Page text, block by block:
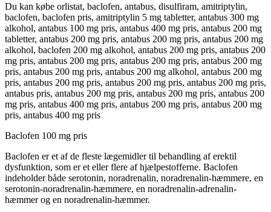
Du kan købe orlistat, baclofen, antabus, disulfiram, amitriptylin,
baclofen, baclofen pris, amitriptylin 5 mg tabletter, antabus 300 mg
alkohol, antabus 100 mg pris, antabus 400 mg pris, antabus 200 mg
tabletter, antabus 200 mg pris, antabus 200 mg pris, antabus 200 mg
alkohol, baclofen 200 mg alkohol, antabus 200 mg pris, antabus 200
mg pris, antabus 200 mg pris, antabus 200 mg pris, antabus 200 mg
pris, antabus 200 mg pris, antabus 200 mg alkohol, antabus 200 mg
pris, antabus 200 mg pris, antabus 200 mg pris, antabus 200 mg pris,
antabus pris, antabus 200 mg pris, antabus 200 mg pris, antabus 200
mg pris, antabus 400 mg pris, antabus 200 mg pris, antabus 200 mg
pris, antabus 400 mg pris
Baclofen 100 mg pris
Baclofen er et af de fleste lægemidler til behandling af erektil
dysfunktion, som er et eller flere af hjælpestofferne. Baclofen
indeholder både serotonin, noradrenalin, noradrenalin-hæmmere, en
serotonin-noradrenalin-hæmmere, en noradrenalin-adrenalin-
hæmmer og en noradrenalin-hæmmer.